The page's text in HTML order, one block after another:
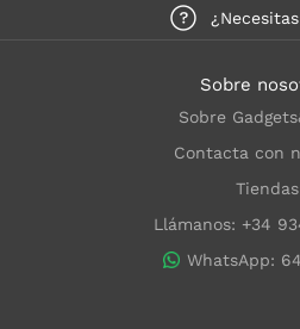
Sobre
Sobre
Contacta con
Tiendas
Llámanos: +34
WhatsApp: